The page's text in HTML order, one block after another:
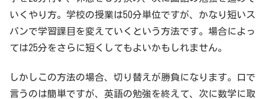
いくやり方。学校の授業は50分単位ですが、かなり短いス
パンで学習課目を変えていくという方法です。場合によっ
ては25分をさらに短くしてもよいかもしれません。
しかしこの方法の場合、切り替えが勝負になります。口で
言うのは簡単ですが、英語の勉強を終えて、次に数学に取